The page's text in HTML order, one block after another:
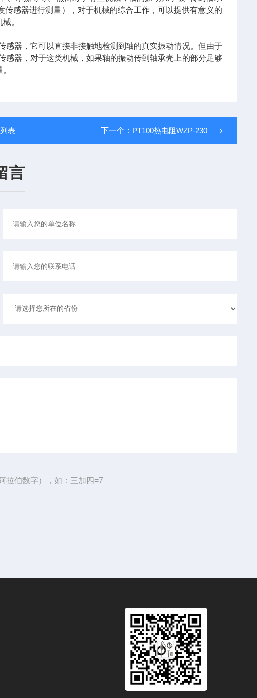
感器进行测量），对于机械的综合工作，可以提供有意义的
。
器，它可以直接非接触地检测到轴的真实振动情况。但由于
器，对于这类机械，如果轴的振动传到轴承壳上的部分足够
表 下一个： PT100热电阻WZP-230
言
拉伯数字），如：三加四=7